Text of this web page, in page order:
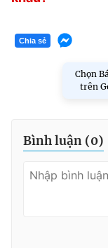
Chia sẻ
Chọn
trên
Bình luận (0)